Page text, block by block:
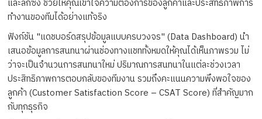
และลึกซึ้ง ช่วยให้คุณเข้าใจความต้องการของลูกค้าและประสิทธิภาพการ
ทำงานของทีมได้อย่างแท้จริง
ฟังก์ชัน "แดชบอร์ดสรุปข้อมูลแบบครบวงจร" (Data Dashboard) นำ
เสนอข้อมูลการสนทนาผ่านช่องทางแชททั้งหมดให้คุณได้เห็นภาพรวม ไม่
ว่าจะเป็นจำนวนการสนทนาใหม่ ปริมาณการสนทนาในแต่ละช่วงเวลา
ประสิทธิภาพการตอบกลับของทีมงาน รวมถึงคะแนนความพึงพอใจของ
ลูกค้า (Customer Satisfaction Score – CSAT Score) ที่สำคัญมาก
กับทุกธุรกิจ